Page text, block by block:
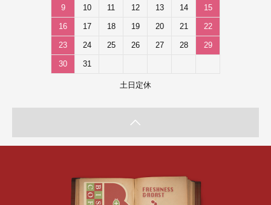
9 10 11 12 13 14 15
16 17 18 19 20 21 22
23 24 25 26 27 28 29
30 31
土日定休